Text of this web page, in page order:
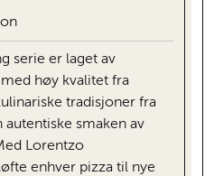
serie er laget av
høy kvalitet fra
tradisjoner fra
autentiske smaken av
Lorentzo
enhver pizza til nye